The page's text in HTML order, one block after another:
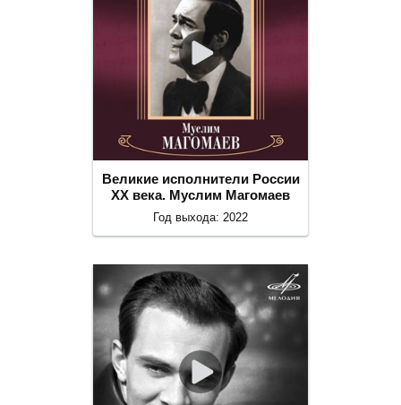
Великие исполнители России
ХХ века. Муслим Магомаев
Год выхода: 2022